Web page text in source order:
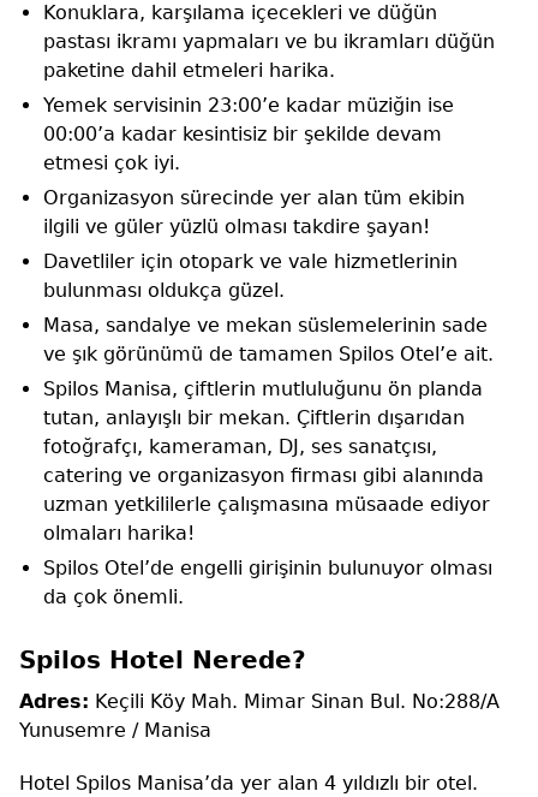
Konuklara, karşılama içecekleri ve düğün
pastası ikramı yapmaları ve bu ikramları düğün
paketine dahil etmeleri harika.
Yemek servisinin 23:00’e kadar müziğin ise
00:00’a kadar kesintisiz bir şekilde devam
etmesi çok iyi.
Organizasyon sürecinde yer alan tüm ekibin
ilgili ve güler yüzlü olması takdire şayan!
Davetliler için otopark ve vale hizmetlerinin
bulunması oldukça güzel.
Masa, sandalye ve mekan süslemelerinin sade
ve şık görünümü de tamamen Spilos Otel’e ait.
Spilos Manisa, çiftlerin mutluluğunu ön planda
tutan, anlayışlı bir mekan. Çiftlerin dışarıdan
fotoğrafçı, kameraman, DJ, ses sanatçısı,
catering ve organizasyon firması gibi alanında
uzman yetkililerle çalışmasına müsaade ediyor
olmaları harika!
Spilos Otel’de engelli girişinin bulunuyor olması
da çok önemli.
Spilos Hotel Nerede?
Adres: Keçili Köy Mah. Mimar Sinan Bul. No:288/A
Yunusemre / Manisa
Hotel Spilos Manisa’da yer alan 4 yıldızlı bir otel.